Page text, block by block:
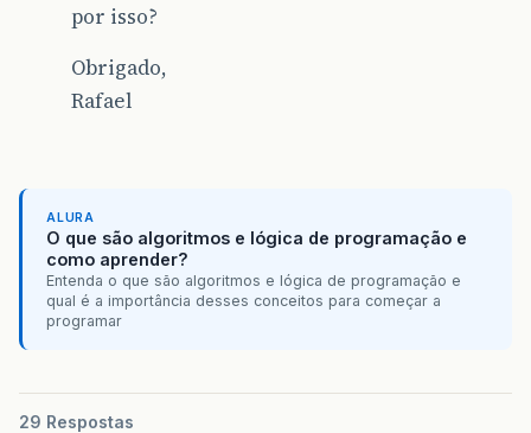
por isso?
Obrigado,
Rafael
ALURA
O que são algoritmos e lógica de programação e
como aprender?
Entenda o que são algoritmos e lógica de programação e
qual é a importância desses conceitos para começar a
programar
29 Respostas